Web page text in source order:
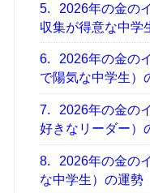
5.
2026年の金の
収集が得意な中学
6.
2026年の金の
で陽気な中学生）
7.
2026年の金の
好きなリーダー）
8.
2026年の金の
な中学生）の運勢